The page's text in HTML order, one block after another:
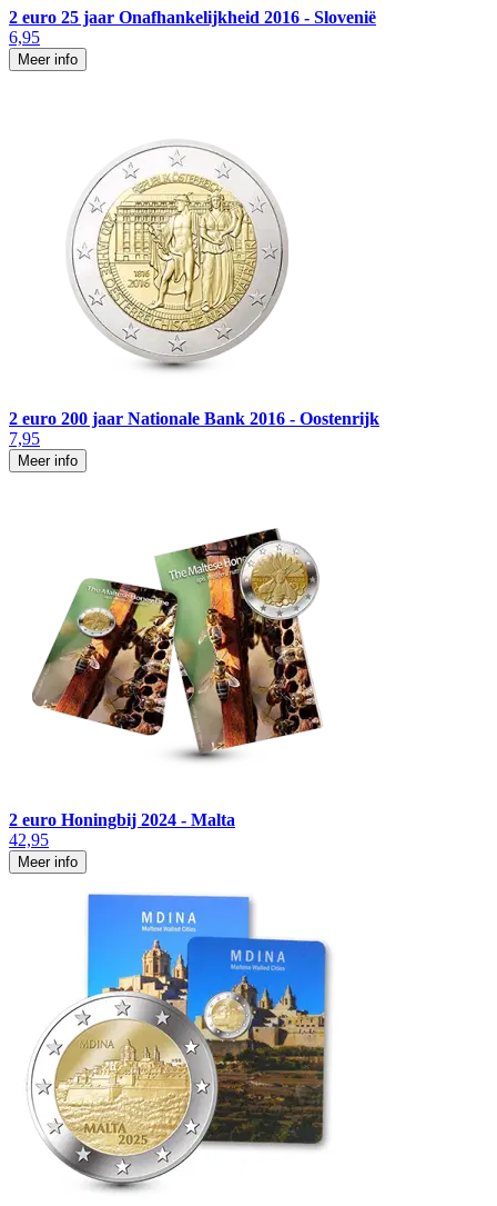
2 euro 25 jaar Onafhankelijkheid 2016 - Slovenië
6,95
Meer info
2 euro 200 jaar Nationale Bank 2016 - Oostenrijk
7,95
Meer info
2 euro Honingbij 2024 - Malta
42,95
Meer info